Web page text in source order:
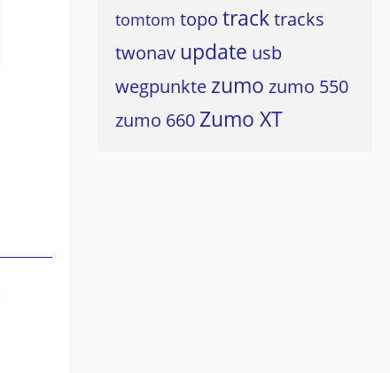
tomtom topo tracktracks
twonav update usb
wegpunkte zumo zumo 550
zumo 660 Zumo XT